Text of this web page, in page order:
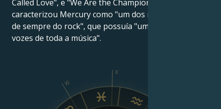
Called Love", e "We Are the Champions". AllMusic
caracterizou Mercury como "um dos maiores artistas
de sempre do rock", que possuía "uma das maiores
vozes de toda a música".
X
XI